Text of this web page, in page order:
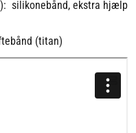
silikonebånd, ekstra hjælp
(titan)